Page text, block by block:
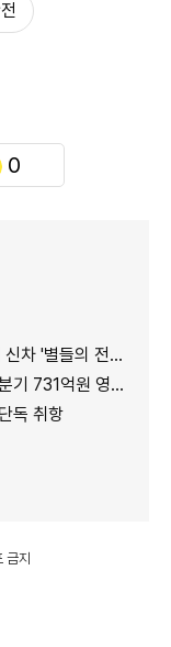
0
차 '별들의 전쟁'
억원 영업적자
독 취항
금지